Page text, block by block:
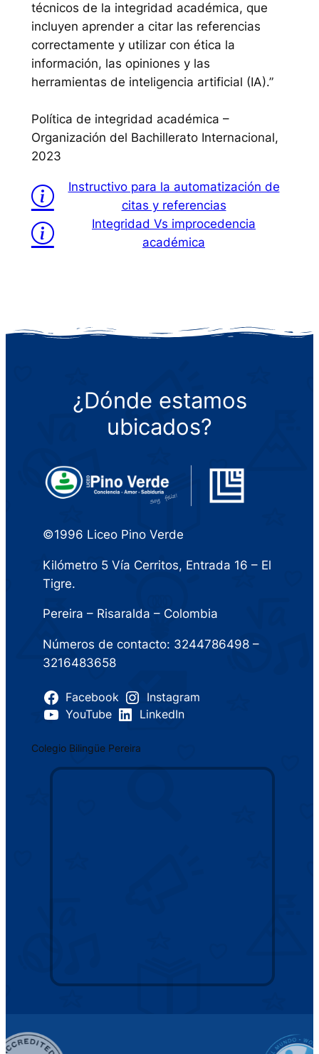
técnicos de la integridad académica, que
incluyen aprender a citar las referencias
correctamente y utilizar con ética la
información, las opiniones y las
herramientas de inteligencia artificial (IA).”
Política de integridad académica –
Organización del Bachillerato Internacional,
2023
Instructivo para la automatización de
citas y referencias
Integridad Vs improcedencia
académica
¿Dónde estamos
ubicados?
©1996 Liceo Pino Verde
Kilómetro 5 Vía Cerritos, Entrada 16 – El
Tigre.
Pereira – Risaralda – Colombia
Números de contacto: 3244786498 –
3216483658
Facebook
Instagram
YouTube
LinkedIn
Colegio Bilingüe Pereira